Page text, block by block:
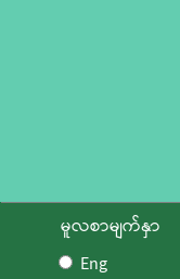
မူလစာမျက်နှာ
Eng